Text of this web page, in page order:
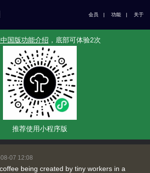
会员 | 功能 | 关于
国版功能介绍 ，底部可体验2次
推荐使用小程序版
07 12:08
being created by tiny workers in a